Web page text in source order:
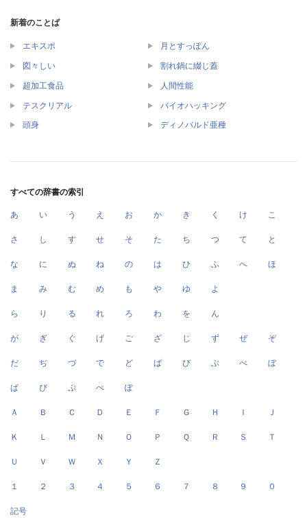
新着のことば
エキスポ 月とすっぽん
図々しい 割れ鍋に綴じ蓋
超加工食品 人間性能
テスクリアル バイオハッキング
頭身 ディノバルド亜種
すべての辞書の索引
あ い う え お か き く け こ
さ し す せ そ た ち つ て と
な に ぬ ね の は ひ ふ へ ほ
ま み む め も や ゆ よ
ら り る れ ろ わ を ん
が ぎ ぐ げ ご ざ じ ず ぜ ぞ
だ ぢ づ で ど ば び ぶ べ ぼ
ぱ ぴ ぷ ぺ ぽ
Ａ Ｂ Ｃ Ｄ Ｅ Ｆ Ｇ Ｈ Ｉ Ｊ
Ｋ Ｌ Ｍ Ｎ Ｏ Ｐ Ｑ Ｒ Ｓ Ｔ
Ｕ Ｖ Ｗ Ｘ Ｙ Ｚ
１ ２ ３ ４ ５ ６ ７ ８ ９ ０
記号